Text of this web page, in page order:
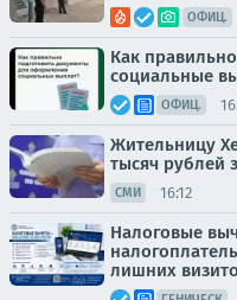
ОФИЦ.
Как
социальные
ОФИЦ.
Жительницу
тысяч рублей
СМИ 16:12
Налоговые
лишних